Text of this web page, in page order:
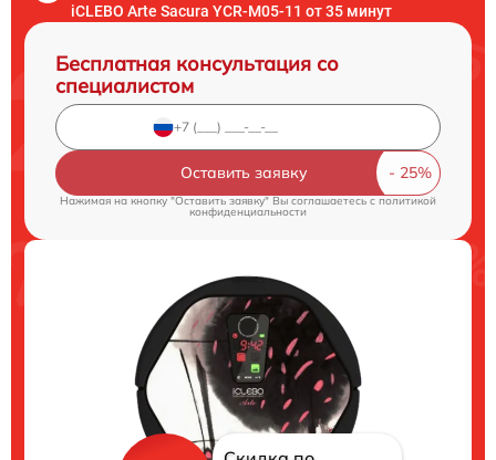
iCLEBO Arte Sacura YCR-M05-11 от 35 минут
Бесплатная консультация со
специалистом
Оставить заявку
Нажимая на кнопку "Оставить заявку" Вы соглашаетесь cполитикой
конфиденциальности